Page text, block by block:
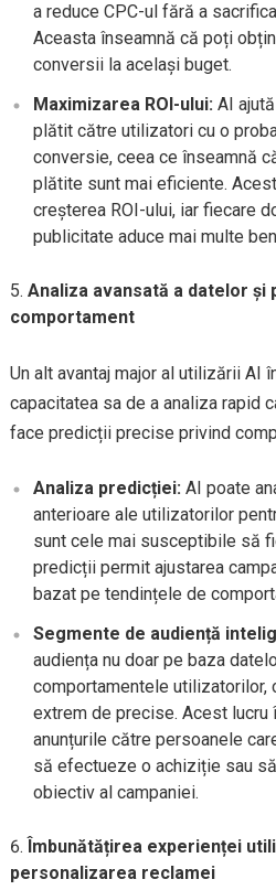
a reduce CPC-ul fără a
Aceasta înseamnă că poți
conversii la același buget.
Maximizarea ROI-ului: AI
plătit către utilizatori cu o
conversie, ceea ce înseamnă
plătite sunt mai eficiente.
creșterea ROI-ului, iar fiecare
publicitate aduce mai multe
Analiza avansată a datelor și
comportament
Un alt avantaj major al utilizării AI
capacitatea sa de a analiza rapid
face predicții precise privind
Analiza predicției: AI poate
anterioare ale utilizatorilor
sunt cele mai susceptibile să
predicții permit ajustarea
bazat pe tendințele de
Segmente de audiență
audiența nu doar pe baza
comportamentele utilizatorilor,
extrem de precise. Acest
anunțurile către persoanele
să efectueze o achiziție sau
obiectiv al campaniei.
Îmbunătățirea experienței
personalizarea reclamei